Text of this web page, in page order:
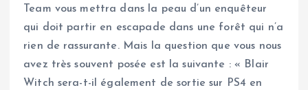
Team vous mettra dans la peau d’un enquêteur
qui doit partir en escapade dans une forêt qui n’a
rien de rassurante. Mais la question que vous nous
avez très souvent posée est la suivante : « Blair
Witch sera-t-il également de sortie sur PS4 en